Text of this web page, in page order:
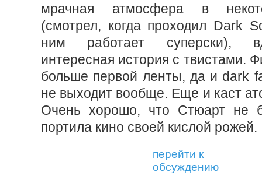
мрачная атмосфера в
(смотрел, когда проходил Dark
ним работает суперски),
интересная история с твистами.
больше первой ленты, да и dark
не выходит вообще. Еще и каст
Очень хорошо, что Стюарт не
портила кино своей кислой рожей.
перейти к
обсуждению